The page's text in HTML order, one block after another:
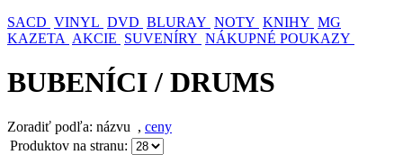
SACD VINYL DVD BLURAY NOTY KNIHY MG
KAZETA AKCIE SUVENÍRY NÁKUPNÉ POUKAZY
BUBENÍCI / DRUMS
Zoradiť podľa: názvu , ceny
Produktov na stranu: